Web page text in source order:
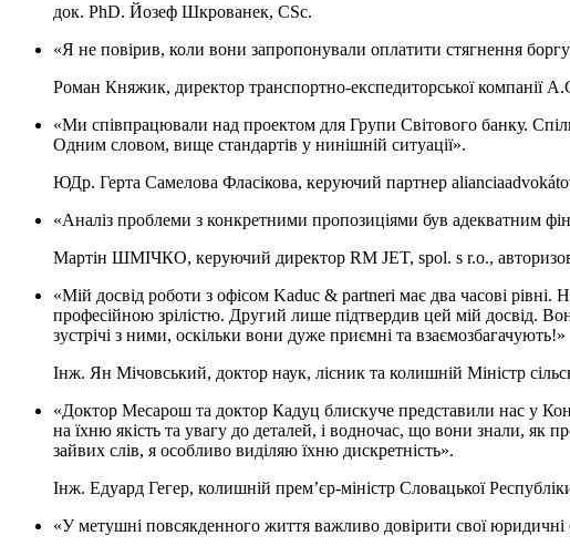
док. PhD. Йозеф Шкрованек, CSc.
«Я не повірив, коли вони запропонували оплатити стягнення
Роман Княжик, директор транспортно-експедиторської компанії
«Ми співпрацювали над проектом для Групи Світового банку.
Одним словом, вище стандартів у нинішній ситуації».
ЮДр. Герта Самелова Фласікова, керуючий партнер
«Аналіз проблеми з конкретними пропозиціями був адекватним
Мартін ШМІЧКО, керуючий директор RM JET, spol. s r.o.,
«Мій досвід роботи з офісом Kaduc & partneri має два часові
професійною зрілістю. Другий лише підтвердив цей мій досвід.
зустрічі з ними, оскільки вони дуже приємні та взаємозбагачують!»
Інж. Ян Мічовський, доктор наук, лісник та колишній Міністр
«Доктор Месарош та доктор Кадуц блискуче представили нас у
на їхню якість та увагу до деталей, і водночас, що вони знали,
зайвих слів, я особливо виділяю їхню дискретність».
Інж. Едуард Гегер, колишній прем’єр-міністр Словацької
«У метушні повсякденного життя важливо довірити свої